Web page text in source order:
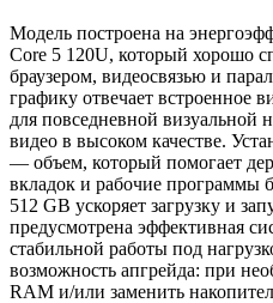
Модель построена на
Core 5 120U, который хорошо
браузером, видеосвязью и
графику отвечает встроенное
для повседневной визуальной
видео в высоком качестве.
— объем, который помогает
вкладок и рабочие программы
512 GB ускоряет загрузку и
предусмотрена эффективная
стабильной работы под
возможность апгрейда: при
RAM и/или заменить